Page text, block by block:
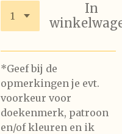
In
*Geef bij de
opmerkingen je evt.
voorkeur voor
doekenmerk, patroon
en/of kleuren en ik